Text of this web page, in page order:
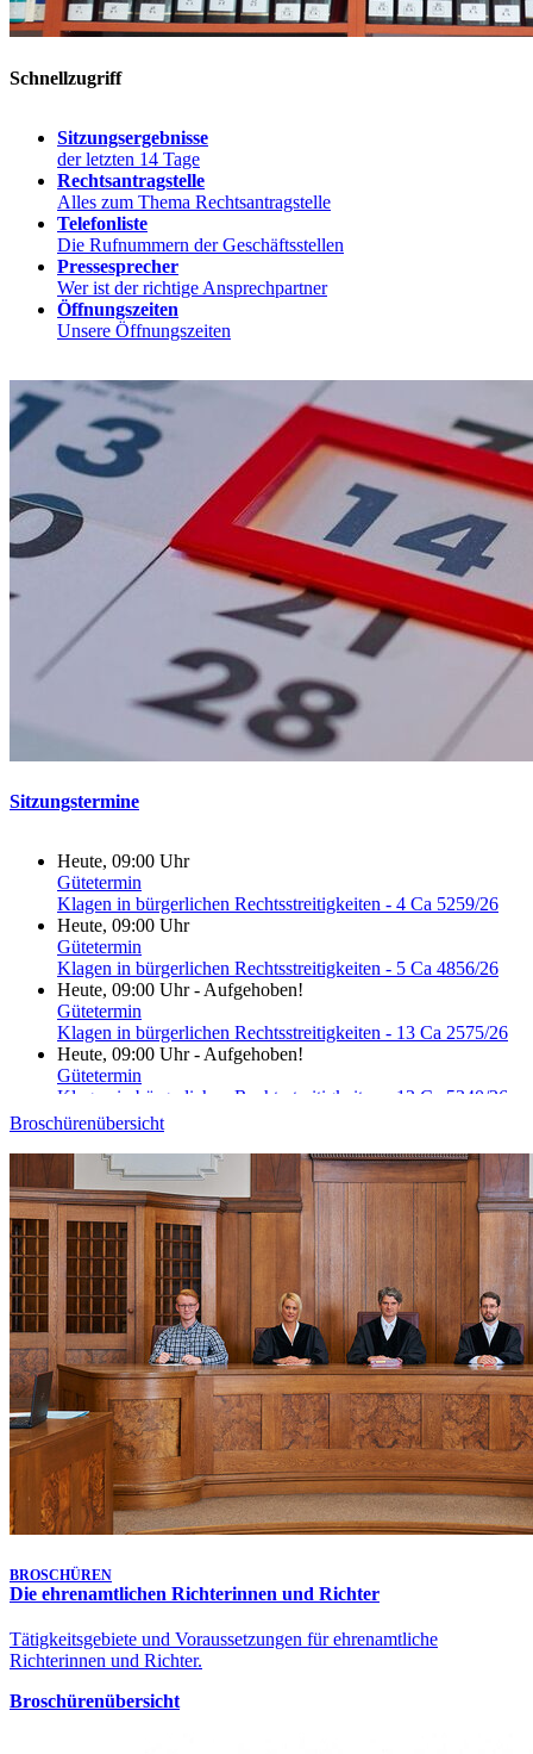
Schnellzugriff
Sitzungsergebnisse
der letzten 14 Tage
Rechtsantragstelle
Alles zum Thema Rechtsantragstelle
Telefonliste
Die Rufnummern der Geschäftsstellen
Pressesprecher
Wer ist der richtige Ansprechpartner
Öffnungszeiten
Unsere Öffnungszeiten
Sitzungstermine
Heute, 09:00 Uhr
Gütetermin
Klagen in bürgerlichen Rechtsstreitigkeiten - 4 Ca 5259/26
Heute, 09:00 Uhr
Gütetermin
Klagen in bürgerlichen Rechtsstreitigkeiten - 5 Ca 4856/26
Heute, 09:00 Uhr- Aufgehoben!
Gütetermin
Klagen in bürgerlichen Rechtsstreitigkeiten - 13 Ca 2575/26
Heute, 09:00 Uhr- Aufgehoben!
Gütetermin
Klagen in bürgerlichen Rechtsstreitigkeiten - 13 Ca 5340/26
Heute, 09:00 Uhr
Klagen in bürgerlichen Rechtsstreitigkeiten - 23 Ca 4520/26
Heute, 09:15 Uhr
Gütetermin
Klagen in bürgerlichen Rechtsstreitigkeiten - 4 Ca 5269/26
Heute, 09:15 Uhr-
Aufgehoben!
Gütetermin
Klagen in bürgerlichen Rechtsstreitigkeiten - 5 Ca 5088/26
Heute, 09:15 Uhr
Gütetermin
Klagen in bürgerlichen Rechtsstreitigkeiten - 13 Ca 5321/26
Heute, 09:15 Uhr
Gütetermin
Klagen in bürgerlichen Rechtsstreitigkeiten - 23 Ca 4516/26
Heute, 09:30 Uhr
Kammertermin
Klagen in bürgerlichen Rechtsstreitigkeiten - 1 Ca 5939/25
Letzte Aktualisierung:
6. Aug. 2026, 17:25 Uhr
Broschürenübersicht
BROSCHÜREN
Die ehrenamtlichen Richterinnen und Richter
Tätigkeitsgebiete und Voraussetzungen für ehrenamtliche
Richterinnen und Richter.
Broschürenübersicht